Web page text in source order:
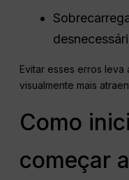
Evitar esses erros leva
visualmente mais
Como
começar